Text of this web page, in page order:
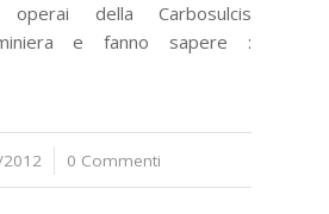
operai della Carbosulcis
e fanno sapere :
0 Commenti